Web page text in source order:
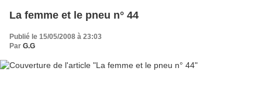
La femme et le pneu n° 44
Publié le 15/05/2008 à 23:03
Par G.G